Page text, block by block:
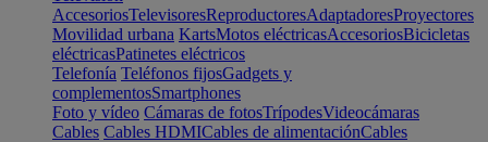
AccesoriosTelevisoresReproductoresAdaptadoresProyectores
Movilidad urbana KartsMotos eléctricasAccesoriosBicicletas
eléctricasPatinetes eléctricos
Telefonía Teléfonos fijosGadgets y
complementosSmartphones
Foto y vídeo Cámaras de fotosTrípodesVideocámaras
Cables Cables HDMICables de alimentaciónCables